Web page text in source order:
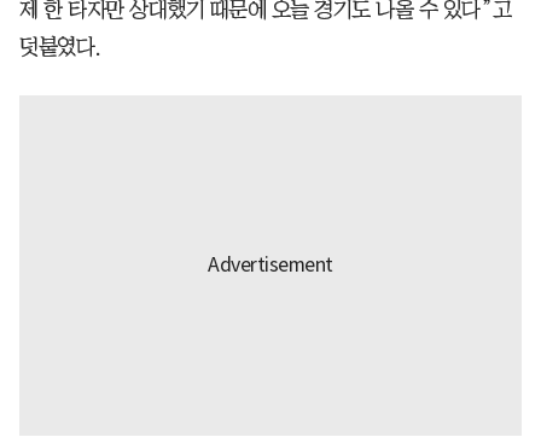
제 한 타자만 상대했기 때문에 오늘 경기도 나올 수 있다”고
덧붙였다.